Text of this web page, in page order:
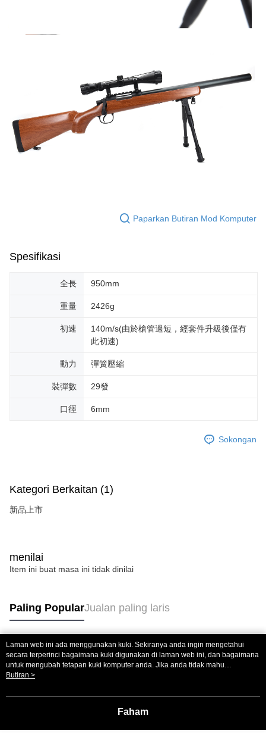
Paparkan Butiran Mod Komputer
Spesifikasi
全長 950mm
重量 2426g
初速
140m/s(由於槍管過短，經套件升級後僅有
此初速)
動力 彈簧壓縮
裝彈數 29發
口徑 6mm
Sokongan
Kategori Berkaitan (1)
新品上市
menilai
Item ini buat masa ini tidak dinilai
Paling PopularJualan paling laris
Tag Popular
Laman web ini ada menggunakan kuki. Sekiranya anda ingin mengetahui
secara terperinci bagaimana kuki digunakan di laman web ini, dan bagaimana
untuk mengubah tetapan kuki komputer anda. Jika anda tidak mahu
menggunakan kuki di komputer anda, sila rujuk penerangan mengenai kuki.
mengetahui secara terperinci bagaimana kuki digunakan di laman web ini,
mahu menggunakan kuki di komputer anda, sila rujuk penerangan mengenai
Butiran >
Faham